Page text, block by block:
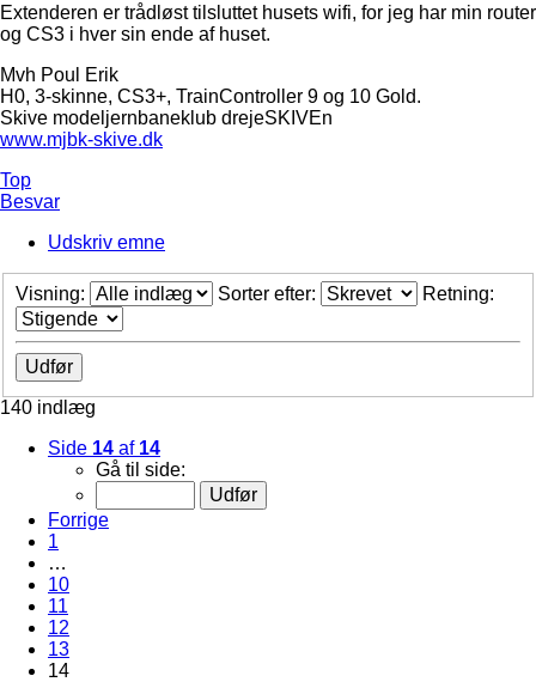
Extenderen er trådløst tilsluttet husets wifi, for jeg har min router
og CS3 i hver sin ende af huset.
Mvh Poul Erik
H0, 3-skinne, CS3+, TrainController 9 og 10 Gold.
Skive modeljernbaneklub drejeSKIVEn
www.mjbk-skive.dk
Top
Besvar
Udskriv emne
Visning: Sorter efter: Retning:
140 indlæg
Side 14 af 14
Gå til side:
Forrige
1
…
10
11
12
13
14